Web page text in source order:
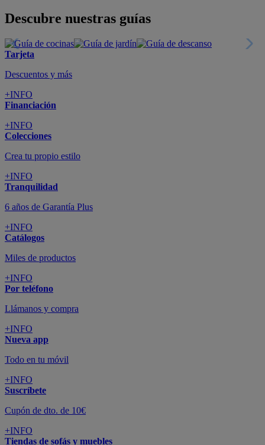
Descubre nuestras guías
Tarjeta
Descuentos y más
+INFO
Financiación
+INFO
Colecciones
Crea tu propio estilo
+INFO
Tranquilidad
6 años de Garantía Plus
+INFO
Catálogos
Miles de productos
+INFO
Por teléfono
Llámanos y compra
+INFO
Nueva app
Todo en tu móvil
+INFO
Suscríbete
Cupón de dto. de 10€
+INFO
Tiendas de sofás y muebles